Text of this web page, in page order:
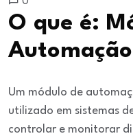
O que é:
Automação
Um módulo de
utilizado em sistemas
controlar e monitorar